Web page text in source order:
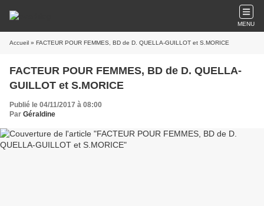
MENU
Accueil » FACTEUR POUR FEMMES, BD de D. QUELLA-GUILLOT et S.MORICE
FACTEUR POUR FEMMES, BD de D. QUELLA-
GUILLOT et S.MORICE
Publié le 04/11/2017 à 08:00
Par Géraldine